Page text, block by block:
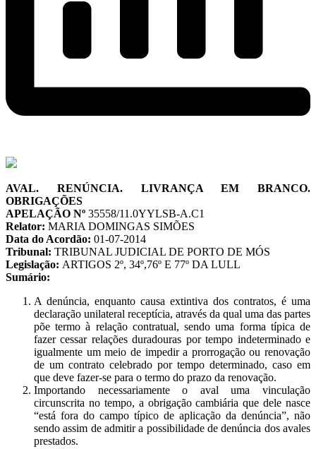
AVAL. RENÚNCIA. LIVRANÇA EM BRANCO.
OBRIGAÇÕES
APELAÇÃO Nº 35558/11.0YYLSB-A.C1
Relator: MARIA DOMINGAS SIMÕES
Data do Acordão: 01-07-2014
Tribunal: TRIBUNAL JUDICIAL DE PORTO DE MÓS
Legislação: ARTIGOS 2º, 34º,76º E 77º DA LULL
Sumário:
A denúncia, enquanto causa extintiva dos contratos, é uma
declaração unilateral receptícia, através da qual uma das partes
põe termo à relação contratual, sendo uma forma típica de
fazer cessar relações duradouras por tempo indeterminado e
igualmente um meio de impedir a prorrogação ou renovação
de um contrato celebrado por tempo determinado, caso em
que deve fazer-se para o termo do prazo da renovação.
Importando necessariamente o aval uma vinculação
circunscrita no tempo, a obrigação cambiária que dele nasce
“está fora do campo típico de aplicação da denúncia”, não
sendo assim de admitir a possibilidade de denúncia dos avales
prestados.